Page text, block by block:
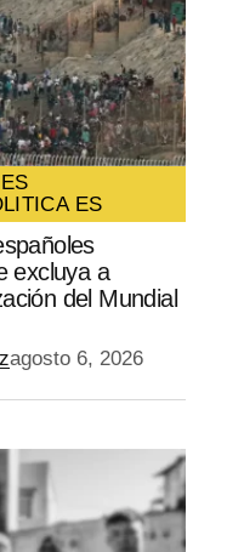
ES
excluya a
del Mundial
agosto 6, 2026